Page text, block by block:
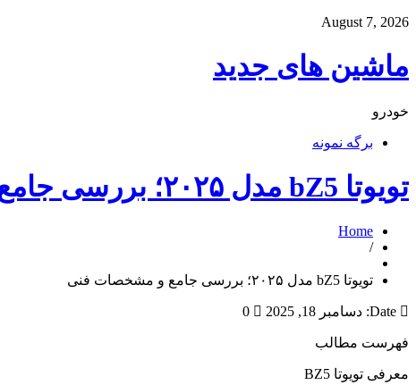
August 7, 2026
ماشین های جدید
خودرو
برگه نمونه
تویوتا bZ5 مدل ۲۰۲۵؛ بررسی جامع و مشخصات فنی
Home
/
تویوتا bZ5 مدل ۲۰۲۵؛ بررسی جامع و مشخصات فنی
Date: دسامبر 18, 2025 0
فهرست مطالب
معرفی تویوتا BZ5